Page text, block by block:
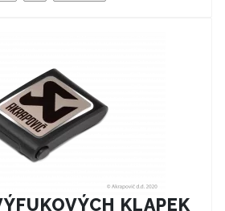
KLAPEK